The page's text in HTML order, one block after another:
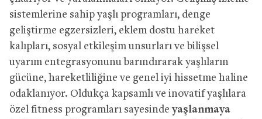
sistemlerine sahip yaşlı programları, denge
geliştirme egzersizleri, eklem dostu hareket
kalıpları, sosyal etkileşim unsurları ve bilişsel
uyarım entegrasyonunu barındırarak yaşlıların
gücüne, hareketliliğine ve genel iyi hissetme haline
odaklanıyor. Oldukça kapsamlı ve inovatif yaşlılara
özel fitness programları sayesinde yaşlanmaya